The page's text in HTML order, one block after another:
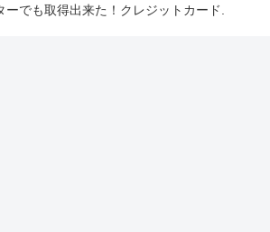
でも取得出来た！クレジットカード.